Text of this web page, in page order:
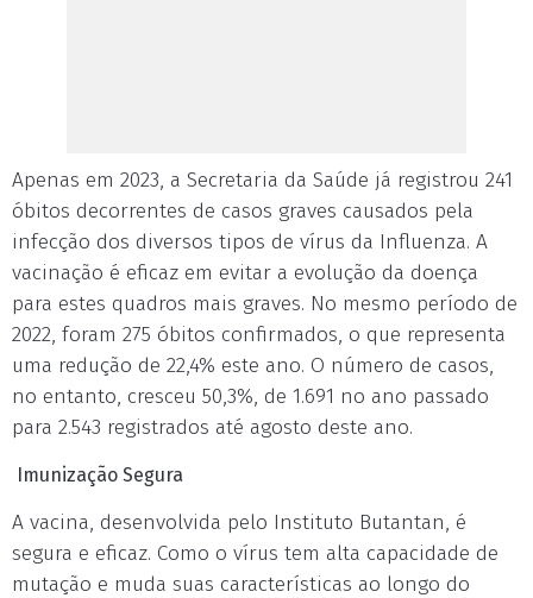
Apenas em 2023, a Secretaria da Saúde já registrou 241
óbitos decorrentes de casos graves causados pela
infecção dos diversos tipos de vírus da Influenza. A
vacinação é eficaz em evitar a evolução da doença
para estes quadros mais graves. No mesmo período de
2022, foram 275 óbitos confirmados, o que representa
uma redução de 22,4% este ano. O número de casos,
no entanto, cresceu 50,3%, de 1.691 no ano passado
para 2.543 registrados até agosto deste ano.
Imunização Segura
A vacina, desenvolvida pelo Instituto Butantan, é
segura e eficaz. Como o vírus tem alta capacidade de
mutação e muda suas características ao longo do